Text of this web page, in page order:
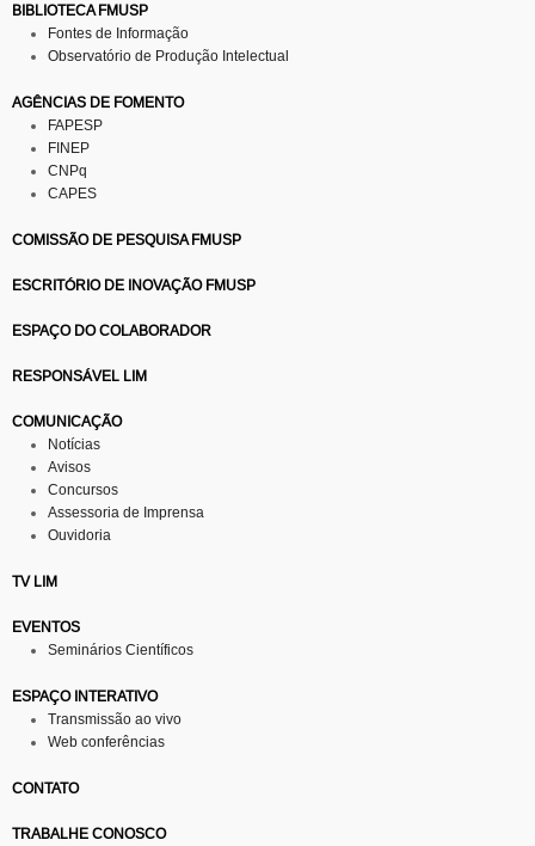
BIBLIOTECA FMUSP
Fontes de Informação
Observatório de Produção Intelectual
AGÊNCIAS DE FOMENTO
FAPESP
FINEP
CNPq
CAPES
COMISSÃO DE PESQUISA FMUSP
ESCRITÓRIO DE INOVAÇÃO FMUSP
ESPAÇO DO COLABORADOR
RESPONSÁVEL LIM
COMUNICAÇÃO
Notícias
Avisos
Concursos
Assessoria de Imprensa
Ouvidoria
TV LIM
EVENTOS
Seminários Científicos
ESPAÇO INTERATIVO
Transmissão ao vivo
Web conferências
CONTATO
TRABALHE CONOSCO